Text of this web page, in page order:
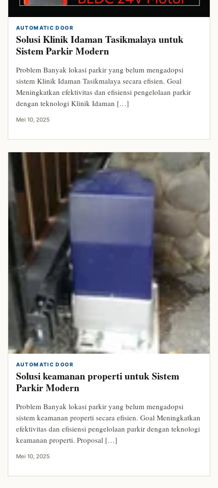
AUTOMATIC DOOR
Solusi Klinik Idaman Tasikmalaya untuk
Sistem Parkir Modern
Problem Banyak lokasi parkir yang belum mengadopsi
sistem Klinik Idaman Tasikmalaya secara efisien. Goal
Meningkatkan efektivitas dan efisiensi pengelolaan parkir
dengan teknologi Klinik Idaman […]
Mei 10, 2025
AUTOMATIC DOOR
Solusi keamanan properti untuk Sistem
Parkir Modern
Problem Banyak lokasi parkir yang belum mengadopsi
sistem keamanan properti secara efisien. Goal Meningkatkan
efektivitas dan efisiensi pengelolaan parkir dengan teknologi
keamanan properti. Proposal […]
Mei 10, 2025